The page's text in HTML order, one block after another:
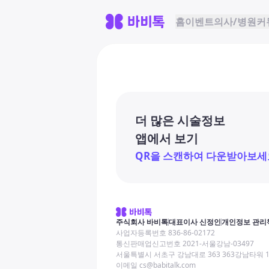
홈이벤트의사/병원커
더 많은 시술정보
앱에서 보기
QR을 스캔하여 다운받아보세
주식회사 바비톡대표이사 신정인개인정보 관리
사업자등록번호 836-86-02172
통신판매업신고번호 2021-서울강남-03497
서울특별시 서초구 강남대로 363 363강남타워
이메일 cs@babitalk.com